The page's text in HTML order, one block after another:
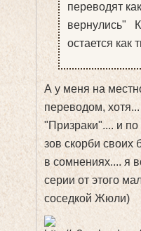
переводят
вернулись"
остается как
А у меня на
переводом,
"Призраки".... и
зов скорби своих
в сомнениях.... я
серии от этого
соседкой Жюли)